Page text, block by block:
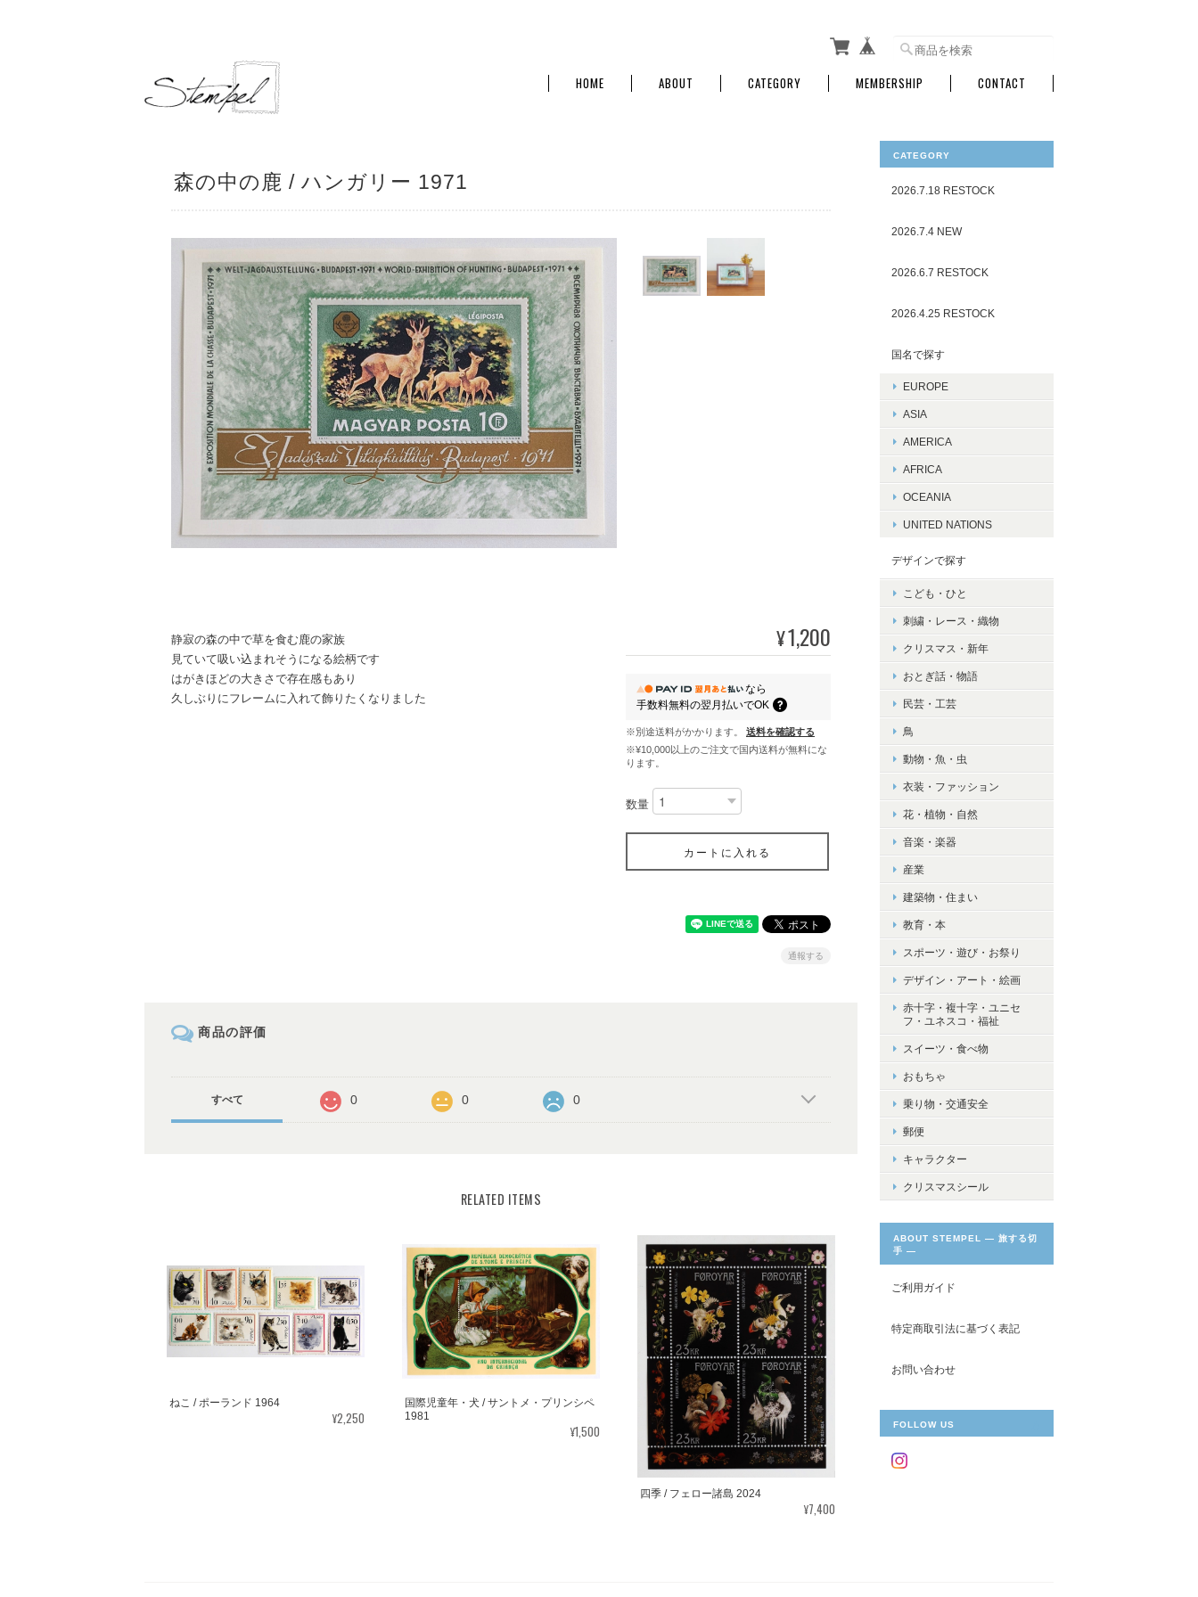
HOME ABOUT CATEGORY MEMBERSHIP CONTACT
森の中の鹿 / ハンガリー 1971
静寂の森の中で草を食む鹿の家族
見ていて吸い込まれそうになる絵柄です
はがきほどの大きさで存在感もあり
久しぶりにフレームに入れて飾りたくなりました
¥1,200
なら
手数料無料の翌月払いでOK
※別途送料がかかります。
送料を確認する
※¥10,000以上のご注文で国内送料が無料にな
ります。
数量
カートに入れる
通報する
商品の評価
すべて 0 0 0
RELATED ITEMS
ねこ / ポーランド 1964
¥2,250
国際児童年・犬 / サントメ・プリンシペ
1981
¥1,500
四季 / フェロー諸島 2024
¥7,400
CATEGORY
2026.7.18 RESTOCK
2026.7.4 NEW
2026.6.7 RESTOCK
2026.4.25 RESTOCK
国名で探す
EUROPE
ASIA
AMERICA
AFRICA
OCEANIA
UNITED NATIONS
デザインで探す
こども・ひと
刺繍・レース・織物
クリスマス・新年
おとぎ話・物語
民芸・工芸
鳥
動物・魚・虫
衣装・ファッション
花・植物・自然
音楽・楽器
産業
建築物・住まい
教育・本
スポーツ・遊び・お祭り
デザイン・アート・絵画
赤十字・複十字・ユニセ
フ・ユネスコ・福祉
スイーツ・食べ物
おもちゃ
乗り物・交通安全
郵便
キャラクター
クリスマスシール
ABOUT STEMPEL ― 旅する切
手 ―
ご利用ガイド
特定商取引法に基づく表記
お問い合わせ
FOLLOW US